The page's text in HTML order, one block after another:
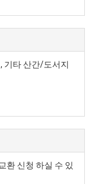
, 기타 산간/도서지
환 신청 하실 수 있